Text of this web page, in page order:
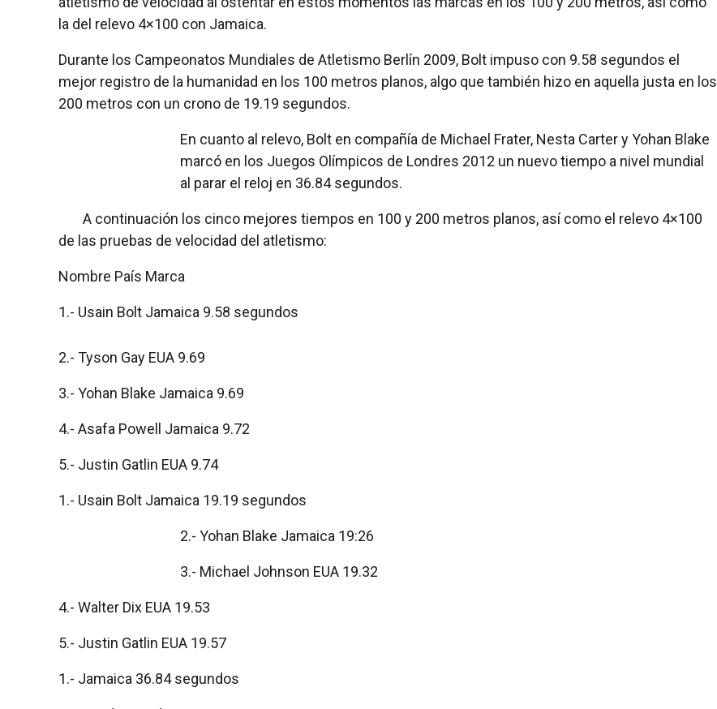
la del relevo 4×100 con Jamaica.
Durante los Campeonatos Mundiales de Atletismo Berlín 2009, Bolt impuso con 9.58 segundos el
mejor registro de la humanidad en los 100 metros planos, algo que también hizo en aquella justa en los
200 metros con un crono de 19.19 segundos.
En cuanto al relevo, Bolt en compañía de Michael Frater, Nesta Carter y Yohan Blake
marcó en los Juegos Olímpicos de Londres 2012 un nuevo tiempo a nivel mundial
al parar el reloj en 36.84 segundos.
A continuación los cinco mejores tiempos en 100 y 200 metros planos, así como el relevo 4×100
de las pruebas de velocidad del atletismo:
Nombre País Marca
1.- Usain Bolt Jamaica 9.58 segundos
2.- Tyson Gay EUA 9.69
3.- Yohan Blake Jamaica 9.69
4.- Asafa Powell Jamaica 9.72
5.- Justin Gatlin EUA 9.74
1.- Usain Bolt Jamaica 19.19 segundos
2.- Yohan Blake Jamaica 19:26
3.- Michael Johnson EUA 19.32
4.- Walter Dix EUA 19.53
5.- Justin Gatlin EUA 19.57
1.- Jamaica 36.84 segundos